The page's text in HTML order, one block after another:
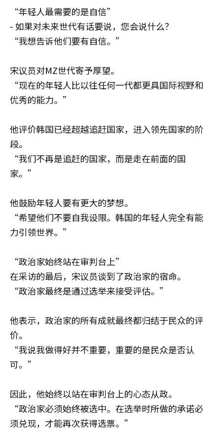
“年轻人最需要的是自信”
- 如果对未来世代有话要说，您会说什么？
“我想告诉他们要有自信。”
宋议员对MZ世代寄予厚望。
“现在的年轻人比以往任何一代都更具国际视野和
优秀的能力。”
他评价韩国已经超越追赶国家，进入领先国家的阶
段。
“我们不再是追赶的国家，而是走在前面的国
家。”
他鼓励年轻人要有更大的梦想。
“希望他们不要自我设限。韩国的年轻人完全有能
力引领世界。”
“政治家始终站在审判台上”
在采访的最后，宋议员谈到了政治家的宿命。
“政治家最终是通过选举来接受评估。”
他表示，政治家的所有成就最终都归结于民众的评
价。
“我说我做得好并不重要，重要的是民众是否认
可。”
因此，他始终以站在审判台上的心态从政。
“政治家必须始终被选中。在选举时所做的承诺必
须兑现，才能再次获得选票。”